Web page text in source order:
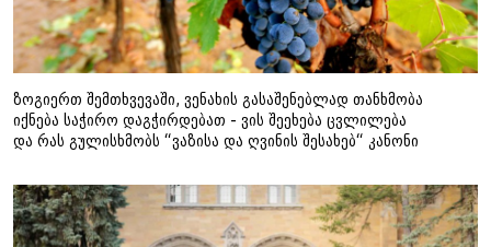
ზოგიერთ შემთხვევაში, ვენახის გასაშენებლად თანხმობა
იქნება საჭირო დაგჭირდებათ - ვის შეეხება ცვლილება
და რას გულისხმობს “ვაზისა და ღვინის შესახებ“ კანონი